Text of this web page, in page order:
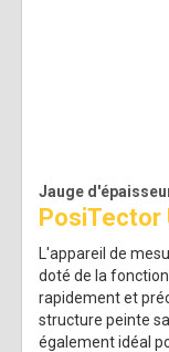
Jauge
PosiTector
L'appareil de
doté de la
rapidement et
structure peinte
également idéal